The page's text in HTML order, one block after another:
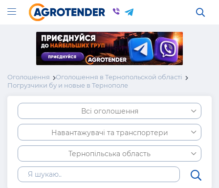
Оголошення
Оголошення в Тернопольской області
Погрузчики бу и новые в Тернополе
Всі оголошення
Навантажувачі та транспортери
Тернопільська область